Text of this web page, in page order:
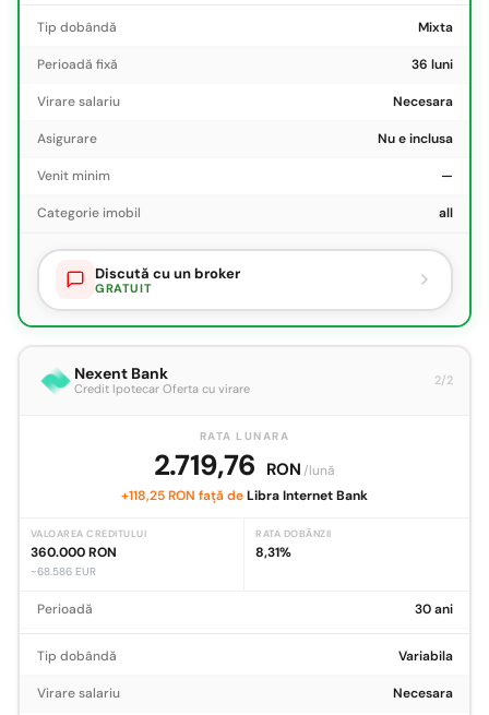
Tip dobândă Mixta
Perioadă fixă 36 luni
Virare salariu Necesara
Asigurare Nu e inclusa
Venit minim —
Categorie imobil all
Discută cu un broker
GRATUIT
Nexent Bank
Credit Ipotecar Oferta cu virare
2/2
RATA LUNARA
2.719,76 RON /lună
+118,25 RON față deLibra Internet Bank
VALOAREA CREDITULUI
360.000 RON
~68.586 EUR
RATA DOBÂNZII
8,31%
Perioadă 30 ani
Tip dobândă Variabila
Virare salariu Necesara